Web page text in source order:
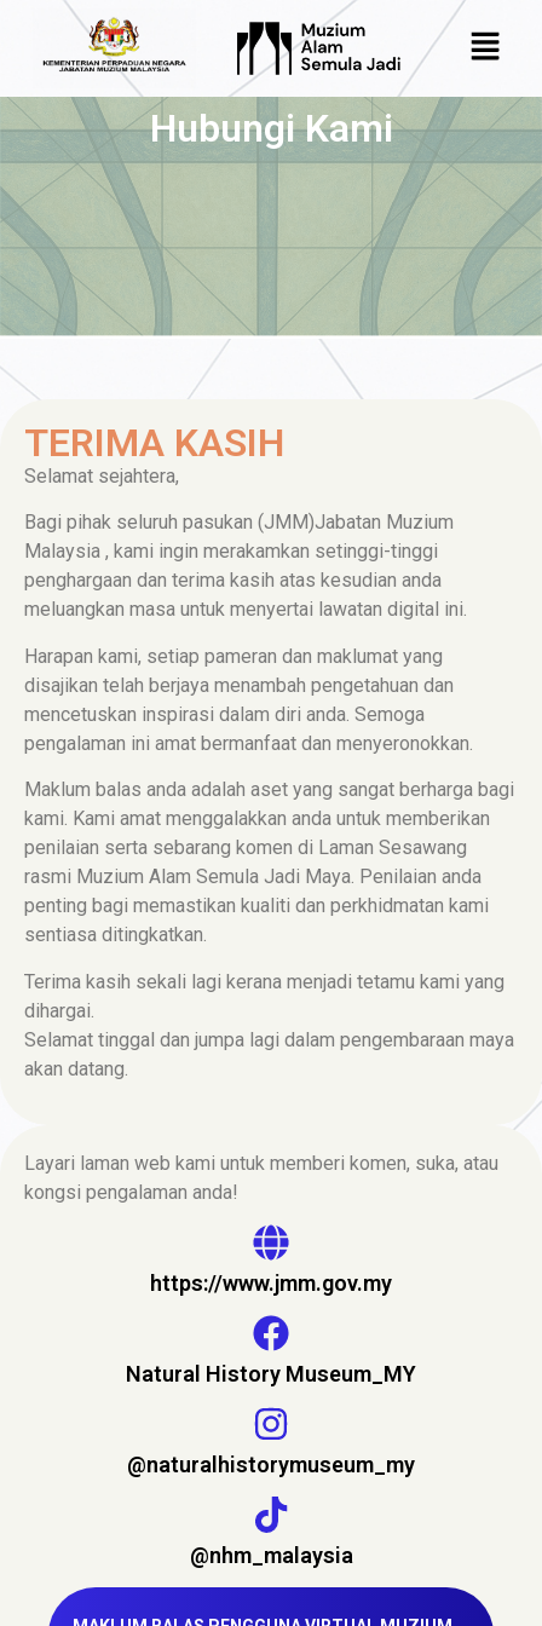
Hubungi Kami
TERIMA KASIH
Selamat sejahtera,
Bagi pihak seluruh pasukan (JMM)Jabatan Muzium
Malaysia , kami ingin merakamkan setinggi-tinggi
penghargaan dan terima kasih atas kesudian anda
meluangkan masa untuk menyertai lawatan digital ini.
Harapan kami, setiap pameran dan maklumat yang
disajikan telah berjaya menambah pengetahuan dan
mencetuskan inspirasi dalam diri anda. Semoga
pengalaman ini amat bermanfaat dan menyeronokkan.
Maklum balas anda adalah aset yang sangat berharga bagi
kami. Kami amat menggalakkan anda untuk memberikan
penilaian serta sebarang komen di Laman Sesawang
rasmi Muzium Alam Semula Jadi Maya. Penilaian anda
penting bagi memastikan kualiti dan perkhidmatan kami
sentiasa ditingkatkan.
Terima kasih sekali lagi kerana menjadi tetamu kami yang
dihargai.
Selamat tinggal dan jumpa lagi dalam pengembaraan maya
akan datang.
Layari laman web kami untuk memberi komen, suka, atau
kongsi pengalaman anda!
https://www.jmm.gov.my
Natural History Museum_MY
@naturalhistorymuseum_my
@nhm_malaysia